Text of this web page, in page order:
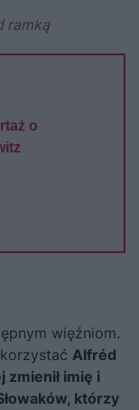
ramką
o
więźniom.
Alfréd
imię i
którzy